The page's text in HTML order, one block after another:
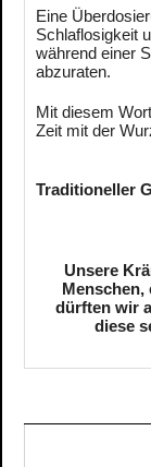
Eine
Schlaflosigkeit
während einer
abzuraten.
Mit diesem
Zeit mit der
Traditioneller
Unsere
dürften wir
diese